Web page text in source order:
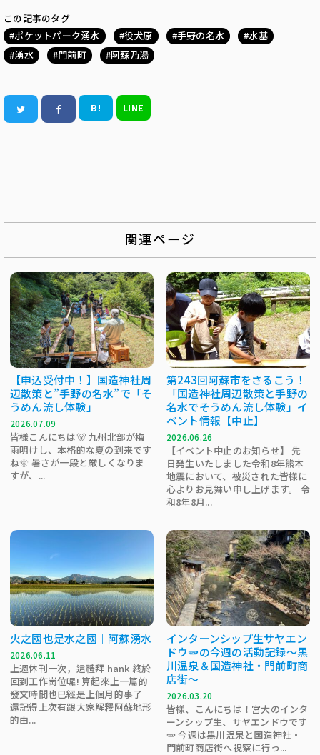
この記事のタグ
ポケットパーク湧水
役犬原 手野の名水
水基
湧水
門前町 阿蘇乃湯
B! LINE
関連ページ
【申込受付中！】国造神社周
辺散策と”手野の名水”で「そ
うめん流し体験」
2026.07.09
皆様こんにちは🐻 九州北部が梅
雨明けし、本格的な夏の到来です
ね🌞 暑さが一段と厳しくなりま
すが、...
第243回阿蘇市をさるこう！
「国造神社周辺散策と手野の
名水でそうめん流し体験」イ
ベント情報【中止】
2026.06.26
【イベント中止のお知らせ】 先
日発生いたしました令和8年熊本
地震において、被災された皆様に
心よりお見舞い申し上げます。 令
和8年8月...
火之國也是水之國｜阿蘇湧水
2026.06.11
上週休刊一次，這禮拜 hank 終於
回到工作崗位囉! 算起來上一篇的
發文時間也已經是上個月的事了
還記得上次有跟大家解釋阿蘇地形
的由...
インターンシップ生サヤエン
ドウ🫛の今週の活動記録～黒
川温泉＆国造神社・門前町商
店街～
2026.03.20
皆様、こんにちは！宮大のインタ
ーンシップ生、サヤエンドウです
🫛 今週は黒川温泉と国造神社・
門前町商店街へ視察に行っ...